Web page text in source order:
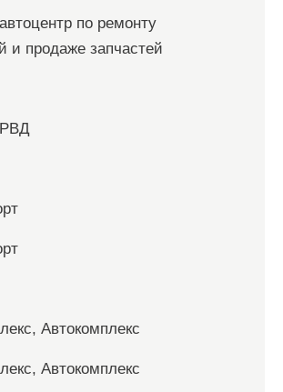
по ремонту
и продаже запчастей
Автокомплекс
Автокомплекс